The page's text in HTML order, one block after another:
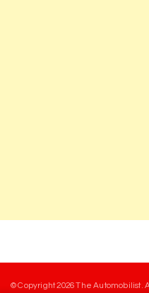
© Copyright 2026The Automobilist.